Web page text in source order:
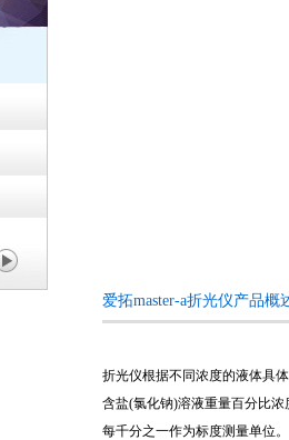
爱拓master-a折光仪产品概
折光仪根据不同浓度的液体具
含盐(氯化钠)溶液重量百分比
每千分之一作为标度测量单位